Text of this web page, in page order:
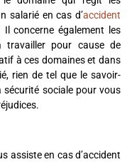
salarié en cas d’accident
concerne également les
travailler pour cause de
à ces domaines et dans
rien de tel que le savoir-
sécurité sociale pour vous
assiste en cas d’accident